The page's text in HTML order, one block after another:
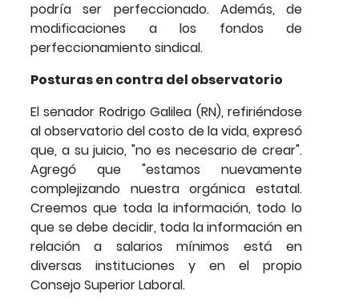
podría ser perfeccionado. Además, de
modificaciones a los fondos de
perfeccionamiento sindical.
Posturas en contra del observatorio
El senador Rodrigo Galilea (RN), refiriéndose
al observatorio del costo de la vida, expresó
que, a su juicio, "no es necesario de crear".
Agregó que "estamos nuevamente
complejizando nuestra orgánica estatal.
Creemos que toda la información, todo lo
que se debe decidir, toda la información en
relación a salarios mínimos está en
diversas instituciones y en el propio
Consejo Superior Laboral.